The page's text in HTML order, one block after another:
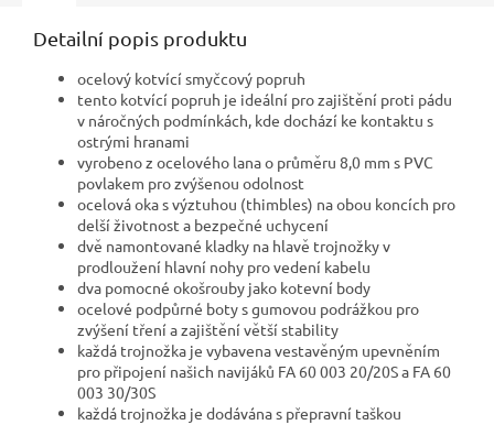
Detailní popis produktu
ocelový kotvící smyčcový popruh
tento kotvící popruh je ideální pro zajištění proti pádu
v náročných podmínkách, kde dochází ke kontaktu s
ostrými hranami
vyrobeno z ocelového lana o průměru 8,0 mm s PVC
povlakem pro zvýšenou odolnost
ocelová oka s výztuhou (thimbles) na obou koncích pro
delší životnost a bezpečné uchycení
dvě namontované kladky na hlavě trojnožky v
prodloužení hlavní nohy pro vedení kabelu
dva pomocné okošrouby jako kotevní body
ocelové podpůrné boty s gumovou podrážkou pro
zvýšení tření a zajištění větší stability
každá trojnožka je vybavena vestavěným upevněním
pro připojení našich navijáků FA 60 003 20/20S a FA 60
003 30/30S
každá trojnožka je dodávána s přepravní taškou